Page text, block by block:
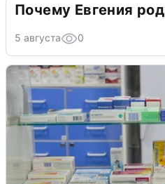
Почему Евгения
5 августа 0